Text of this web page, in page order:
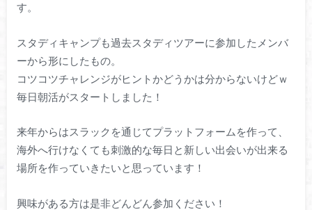
す。
スタディキャンプも過去スタディツアーに参加したメンバ
ーから形にしたもの。
コツコツチャレンジがヒントかどうかは分からないけどｗ
毎日朝活がスタートしました！
来年からはスラックを通じてプラットフォームを作って、
海外へ行けなくても刺激的な毎日と新しい出会いが出来る
場所を作っていきたいと思っています！
興味がある方は是非どんどん参加ください！